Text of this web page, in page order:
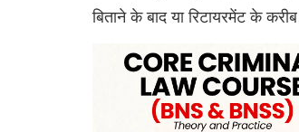
बिताने के बाद या रिटायरमेंट के